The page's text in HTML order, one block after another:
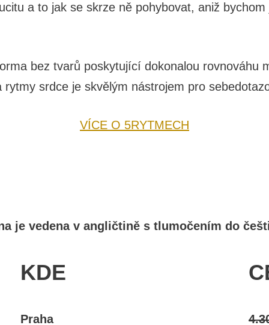
a to jak se skrze ně pohybovat, aniž
bez tvarů poskytující dokonalou rovnováhu
srdce je skvělým nástrojem pro
VÍCE O 5RYTMECH
je vedena v angličtině s tlumočením do
KDE
Praha